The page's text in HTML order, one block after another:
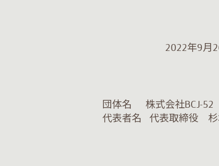
年9月26
株式会社BCJ-52
代表取締役 杉本